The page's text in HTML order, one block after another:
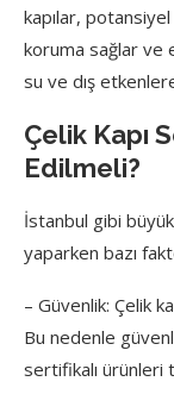
kapılar, potansiyel
koruma sağlar ve
su ve dış etkenlere
Çelik Kapı
Edilmeli?
İstanbul gibi
yaparken bazı
– Güvenlik: Çelik
Bu nedenle
sertifikalı ürünleri